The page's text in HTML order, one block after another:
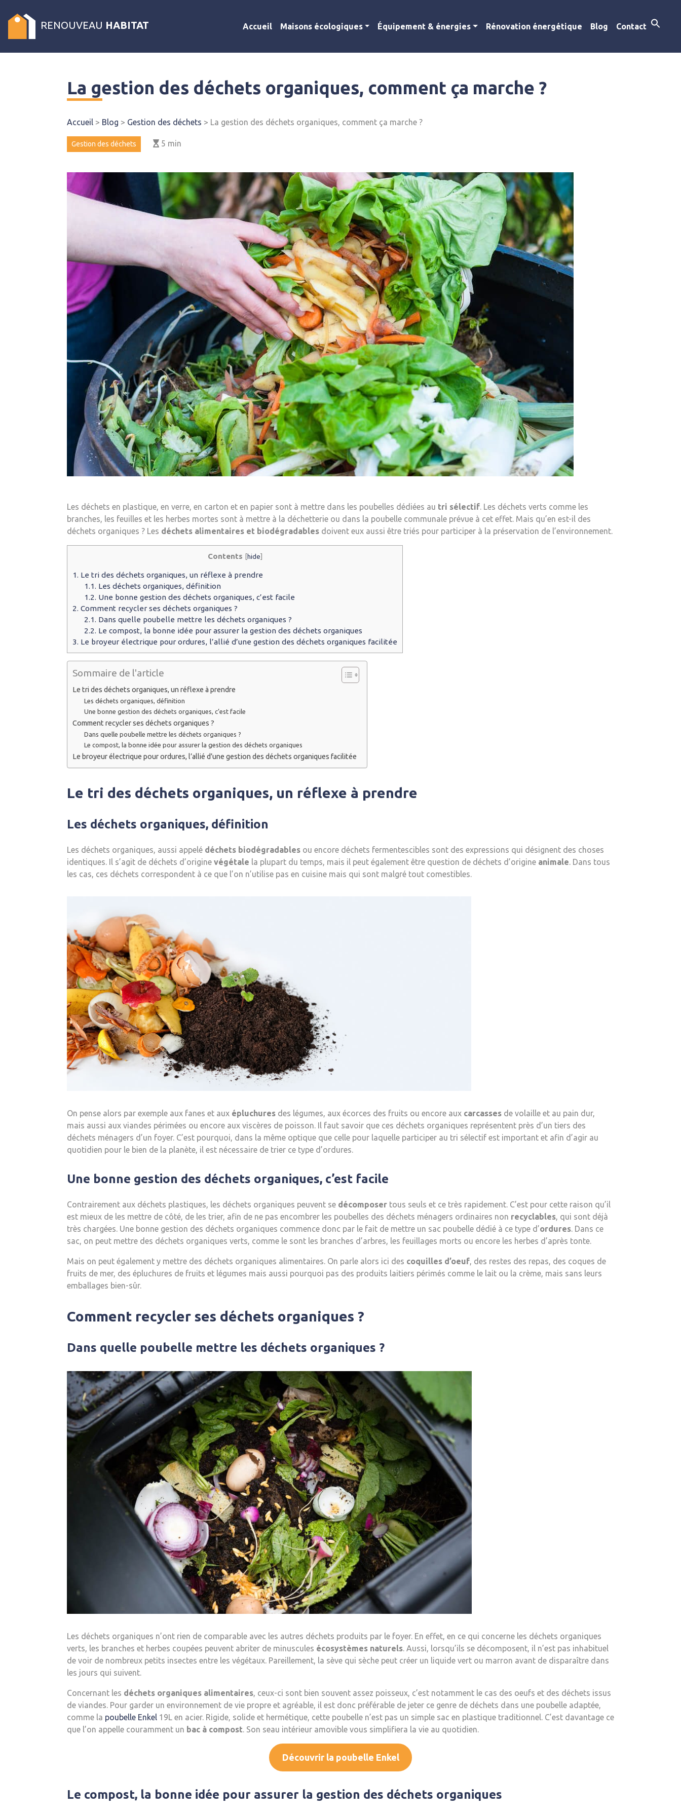
RENOUVEAU HABITAT Accueil Maisons écologiques Équipement & énergies Rénovation énergétique Blog Contact
La gestion des déchets organiques, comment ça marche ?
Accueil > Blog > Gestion des déchets > La gestion des déchets organiques, comment ça marche ?
Gestion des déchets 5 min
Les déchets en plastique, en verre, en carton et en papier sont à mettre dans les poubelles dédiées au tri sélectif. Les déchets verts comme les
branches, les feuilles et les herbes mortes sont à mettre à la déchetterie ou dans la poubelle communale prévue à cet effet. Mais qu’en est-il des
déchets organiques ? Les déchets alimentaires et biodégradables doivent eux aussi être triés pour participer à la préservation de l’environnement.
Contents [hide]
1. Le tri des déchets organiques, un réflexe à prendre
1.1. Les déchets organiques, définition
1.2. Une bonne gestion des déchets organiques, c’est facile
2. Comment recycler ses déchets organiques ?
2.1. Dans quelle poubelle mettre les déchets organiques ?
2.2. Le compost, la bonne idée pour assurer la gestion des déchets organiques
3. Le broyeur électrique pour ordures, l’allié d’une gestion des déchets organiques facilitée
Sommaire de l'article
Le tri des déchets organiques, un réflexe à prendre
Les déchets organiques, définition
Une bonne gestion des déchets organiques, c’est facile
Comment recycler ses déchets organiques ?
Dans quelle poubelle mettre les déchets organiques ?
Le compost, la bonne idée pour assurer la gestion des déchets organiques
Le broyeur électrique pour ordures, l’allié d’une gestion des déchets organiques facilitée
Le tri des déchets organiques, un réflexe à prendre
Les déchets organiques, définition
Les déchets organiques, aussi appelé déchets biodégradables ou encore déchets fermentescibles sont des expressions qui désignent des choses
identiques. Il s’agit de déchets d’origine végétale la plupart du temps, mais il peut également être question de déchets d’origine animale. Dans tous
les cas, ces déchets correspondent à ce que l’on n’utilise pas en cuisine mais qui sont malgré tout comestibles.
On pense alors par exemple aux fanes et aux épluchures des légumes, aux écorces des fruits ou encore aux carcasses de volaille et au pain dur,
mais aussi aux viandes périmées ou encore aux viscères de poisson. Il faut savoir que ces déchets organiques représentent près d’un tiers des
déchets ménagers d’un foyer. C’est pourquoi, dans la même optique que celle pour laquelle participer au tri sélectif est important et afin d’agir au
quotidien pour le bien de la planète, il est nécessaire de trier ce type d’ordures.
Une bonne gestion des déchets organiques, c’est facile
Contrairement aux déchets plastiques, les déchets organiques peuvent se décomposer tous seuls et ce très rapidement. C’est pour cette raison qu’il
est mieux de les mettre de côté, de les trier, afin de ne pas encombrer les poubelles des déchets ménagers ordinaires non recyclables, qui sont déjà
très chargées. Une bonne gestion des déchets organiques commence donc par le fait de mettre un sac poubelle dédié à ce type d’ordures. Dans ce
sac, on peut mettre des déchets organiques verts, comme le sont les branches d’arbres, les feuillages morts ou encore les herbes d’après tonte.
Mais on peut également y mettre des déchets organiques alimentaires. On parle alors ici des coquilles d’oeuf, des restes des repas, des coques de
fruits de mer, des épluchures de fruits et légumes mais aussi pourquoi pas des produits laitiers périmés comme le lait ou la crème, mais sans leurs
emballages bien-sûr.
Comment recycler ses déchets organiques ?
Dans quelle poubelle mettre les déchets organiques ?
Les déchets organiques n’ont rien de comparable avec les autres déchets produits par le foyer. En effet, en ce qui concerne les déchets organiques
verts, les branches et herbes coupées peuvent abriter de minuscules écosystèmes naturels. Aussi, lorsqu’ils se décomposent, il n’est pas inhabituel
de voir de nombreux petits insectes entre les végétaux. Pareillement, la sève qui sèche peut créer un liquide vert ou marron avant de disparaître dans
les jours qui suivent.
Concernant les déchets organiques alimentaires, ceux-ci sont bien souvent assez poisseux, c’est notamment le cas des oeufs et des déchets issus
de viandes. Pour garder un environnement de vie propre et agréable, il est donc préférable de jeter ce genre de déchets dans une poubelle adaptée,
comme la poubelle Enkel 19L en acier. Rigide, solide et hermétique, cette poubelle n’est pas un simple sac en plastique traditionnel. C’est davantage ce
que l’on appelle couramment un bac à compost. Son seau intérieur amovible vous simplifiera la vie au quotidien.
Découvrir la poubelle Enkel
Le compost, la bonne idée pour assurer la gestion des déchets organiques